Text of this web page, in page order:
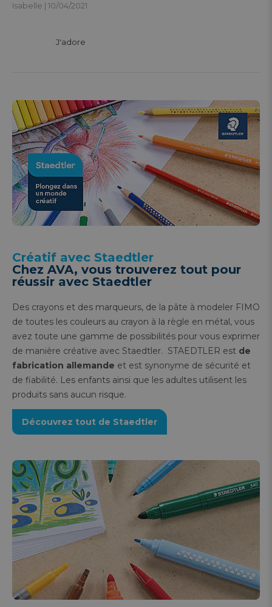
Isabelle | 10/04/2021
Créatif avec Staedtler
Chez AVA, vous trouverez tout pour
réussir avec Staedtler
Des crayons et des marqueurs, de la pâte à modeler FIMO
de toutes les couleurs au crayon à la règle en métal, vous
avez toute une gamme de possibilités pour vous exprimer
de manière créative avec Staedtler. STAEDTLER est de
fabrication allemande et est synonyme de sécurité et
de fiabilité. Les enfants ainsi que les adultes utilisent les
produits sans aucun risque.
Découvrez tout de Staedtler